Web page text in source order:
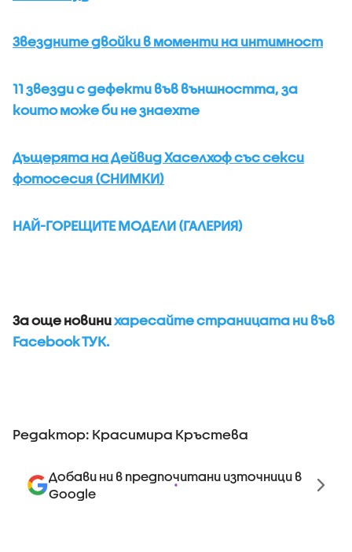
Звездните двойки в моменти на интимност
11 звезди с дефекти във външността, за
които може би не знаехте
Дъщерята на Дейвид Хаселхоф със секси
фотосесия (СНИМКИ)
НАЙ-ГОРЕЩИТЕ МОДЕЛИ (ГАЛЕРИЯ)
За още новинихаресайте страницата ни във
Facebook ТУК.
Редактор: Красимира Кръстева
Добави ни в предпочитани източници в
Google